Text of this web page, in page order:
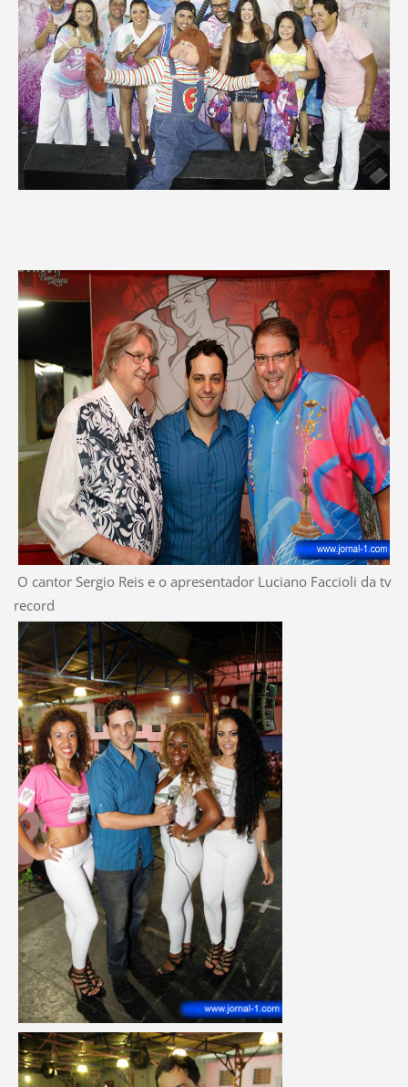
O cantor Sergio Reis e o apresentador Luciano Faccioli da tv
record